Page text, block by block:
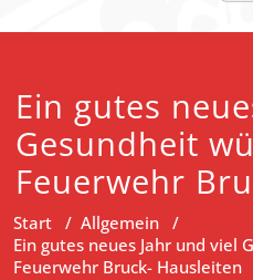
Ein gutes
Gesundheit
Feuerwehr
Start / Allgemein /
Ein gutes neues Jahr und viel
Feuerwehr Bruck- Hausleiten